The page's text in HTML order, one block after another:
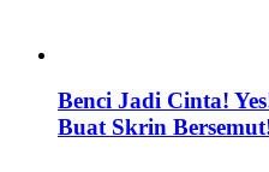
Benci Jadi Cinta!
Buat Skrin